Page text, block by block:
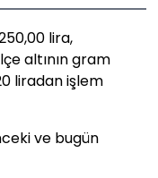
lira,
altının gram
liradan işlem
ve bugün